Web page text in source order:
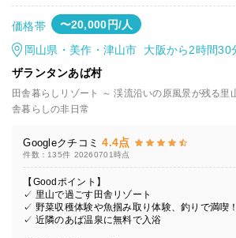
価格帯 〜20,000円/人
岡山県・美作・津山市 大阪から2時間30
ザランタンあば村
田舎暮らしリゾート ～ 渓流沿いの原風景が残る里
舎暮らしの非日常
Googleクチコミ 4.4点
件数：135件 20260701時点
【Goodポイント】
✓ 里山で過ごす田舎リゾート
✓ 野菜収穫体験や魚掴み取り体験、釣りで満喫！
✓ 近隣のあば温泉に無料で入浴